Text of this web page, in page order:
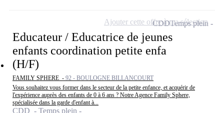
Educateur / Educatrice de jeunes
enfants coordination petite enfa
(H/F)
FAMILY SPHERE - 92 - BOULOGNE BILLANCOURT
Vous souhaitez vous former dans le secteur de la petite enfance, et acquérir de
l'expérience auprès des enfants de 0 à 6 ans ? Notre Agence Family Sphere,
spécialisée dans la garde d'enfant à...
CDD - Temps plein
CDDTemps plein
Ajouter cette offre à ma sélection